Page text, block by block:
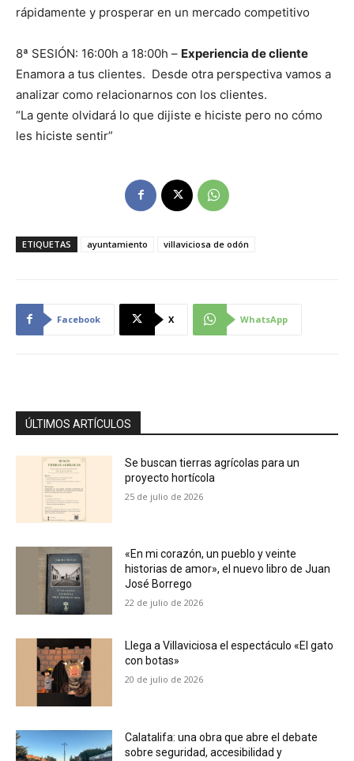
rápidamente y prosperar en un mercado competitivo
8ª SESIÓN: 16:00h a 18:00h – Experiencia de cliente
Enamora a tus clientes. Desde otra perspectiva vamos a
analizar como relacionarnos con los clientes.
“La gente olvidará lo que dijiste e hiciste pero no cómo
les hiciste sentir”
ETIQUETAS ayuntamiento villaviciosa de odón
Facebook X WhatsApp
ÚLTIMOS ARTÍCULOS
Se buscan tierras agrícolas para un
proyecto hortícola
25 de julio de 2026
«En mi corazón, un pueblo y veinte
historias de amor», el nuevo libro de Juan
José Borrego
22 de julio de 2026
Llega a Villaviciosa el espectáculo «El gato
con botas»
20 de julio de 2026
Calatalifa: una obra que abre el debate
sobre seguridad, accesibilidad y